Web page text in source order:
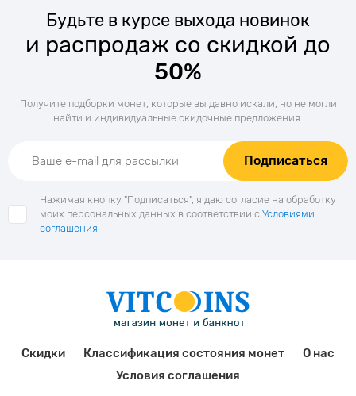
Будьте в курсе выхода новинок
и распродаж со скидкой до
50%
Получите подборки монет, которые вы давно искали, но не могли
найти и индивидуальные скидочные предложения.
Подписаться
Нажимая кнопку "Подписаться", я даю согласие на обработку
моих персональных данных в соответствии с Условиями
соглашения
Скидки Классификация состояния монет
О нас
Условия соглашения